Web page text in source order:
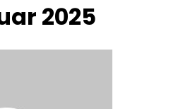
2025